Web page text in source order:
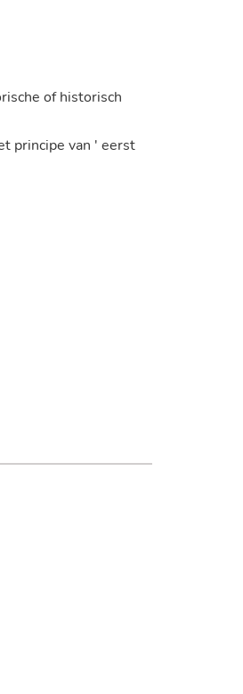
of historisch
principe van ' eerst